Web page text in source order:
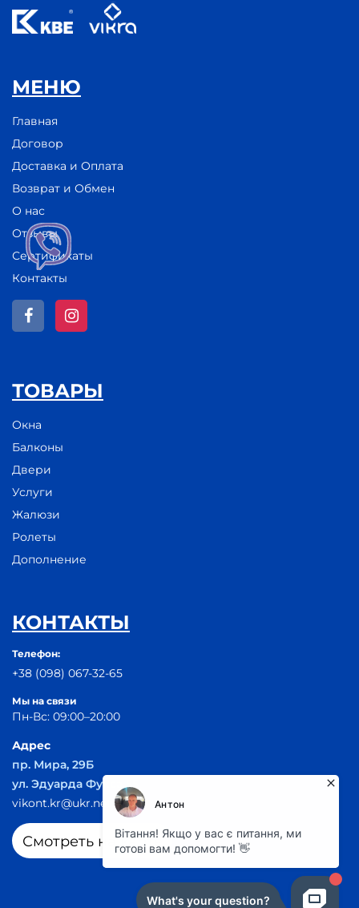
МЕНЮ
Главная
Договор
Доставка и Оплата
Возврат и Обмен
О нас
Отзывы
Сертификаты
Контакты
ТОВАРЫ
Окна
Балконы
Двери
Услуги
Жалюзи
Ролеты
Дополнение
КОНТАКТЫ
Телефон:
+38 (098) 067-32-65
Мы на связи
Пн-Вс: 09:00–20:00
Адрес
пр. Мира, 29Б
ул. Эдуарда Фукса 55
vikont.kr@ukr.net
Смотреть на карте